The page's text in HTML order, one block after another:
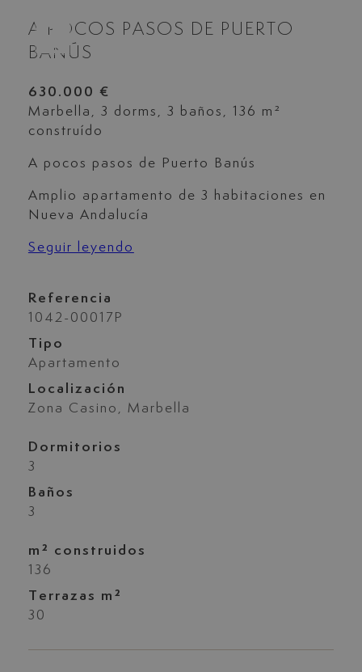
A POCOS PASOS DE PUERTO
BANÚS
630.000 €
Marbella, 3 dorms, 3 baños, 136 m²
construído
A pocos pasos de Puerto Banús
Amplio apartamento de 3 habitaciones en
Nueva Andalucía
Seguir leyendo
Referencia
1042-00017P
Tipo
Apartamento
Localización
Zona Casino, Marbella
Dormitorios
3
Baños
3
m² construidos
136
Terrazas m²
30